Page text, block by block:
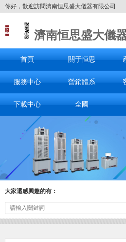
你好，歡迎訪問濟南恒思盛大儀器有限公司
濟南恒思盛大儀
司
首頁 關于恒思
服務中心 營銷體系
下載中心 全國
大家還感興趣的有：